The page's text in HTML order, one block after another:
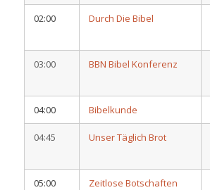
02:00 Durch Die Bibel
03:00 BBN Bibel Konferenz
04:00 Bibelkunde
04:45 Unser Täglich Brot
05:00 Zeitlose Botschaften